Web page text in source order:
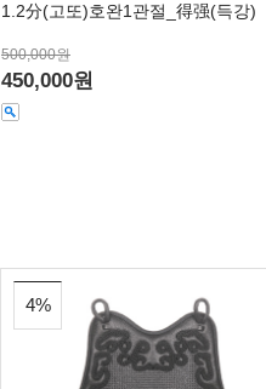
1.2分(고또)호완1관절_得强(득강)
500,000원
450,000원
4%